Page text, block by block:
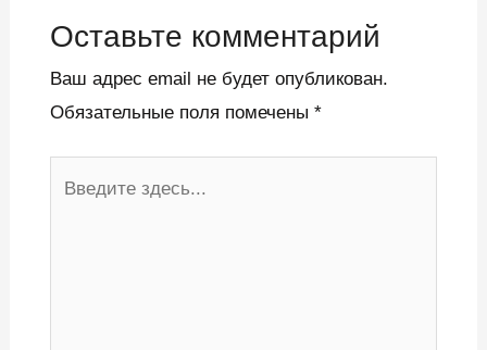
Оставьте комментарий
Ваш адрес email не будет опубликован.
Обязательные поля помечены *